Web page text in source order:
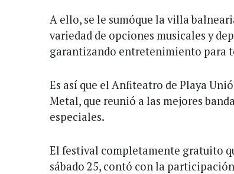
A ello, se le sumóque la villa
variedad de opciones musicales y
garantizando entretenimiento para
Es así que el Anfiteatro de Playa
Metal, que reunió a las mejores
especiales.
El festival completamente gratuito
sábado 25, contó con la